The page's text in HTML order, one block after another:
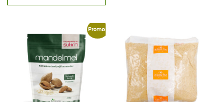
était : est :
Promo !